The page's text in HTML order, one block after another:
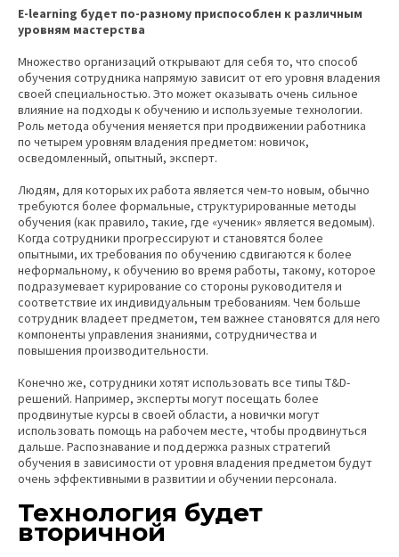
E-learning будет по-разному приспособлен к различным
уровням мастерства
Множество организаций открывают для себя то, что способ
обучения сотрудника напрямую зависит от его уровня владения
своей специальностью. Это может оказывать очень сильное
влияние на подходы к обучению и используемые технологии.
Роль метода обучения меняется при продвижении работника
по четырем уровням владения предметом: новичок,
осведомленный, опытный, эксперт.
Людям, для которых их работа является чем-то новым, обычно
требуются более формальные, структурированные методы
обучения (как правило, такие, где «ученик» является ведомым).
Когда сотрудники прогрессируют и становятся более
опытными, их требования по обучению сдвигаются к более
неформальному, к обучению во время работы, такому, которое
подразумевает курирование со стороны руководителя и
соответствие их индивидуальным требованиям. Чем больше
сотрудник владеет предметом, тем важнее становятся для него
компоненты управления знаниями, сотрудничества и
повышения производительности.
Конечно же, сотрудники хотят использовать все типы T&D-
решений. Например, эксперты могут посещать более
продвинутые курсы в своей области, а новички могут
использовать помощь на рабочем месте, чтобы продвинуться
дальше. Распознавание и поддержка разных стратегий
обучения в зависимости от уровня владения предметом будут
очень эффективными в развитии и обучении персонала.
Технология будет
вторичной